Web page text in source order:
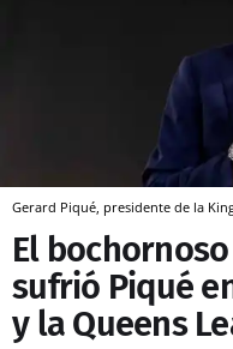
Gerard Piqué, presidente de la
El
sufrió Piqué
y la Queens